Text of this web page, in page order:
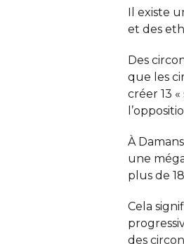
Il existe
et des
Des
que les
créer 13
À
une
plus de
Cela
des